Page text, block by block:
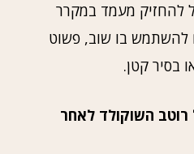
להחזיק מעמד במקרר
להשתמש בו שוב, פשוט
בסיר קטן.
רוטב השוקולד לאחר